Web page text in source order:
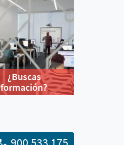
¿Buscas
formación?